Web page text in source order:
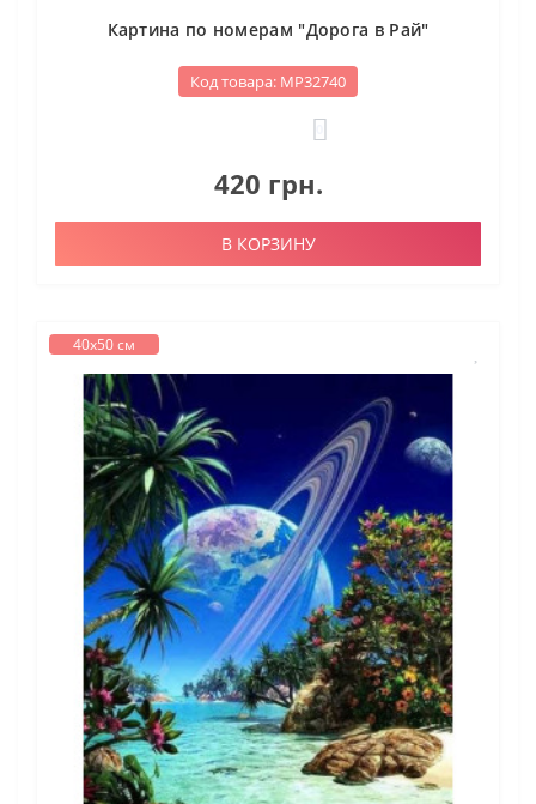
Картина по номерам "Дорога в Рай"
Код товара: МР32740
420 грн.
В КОРЗИНУ
40х50 см